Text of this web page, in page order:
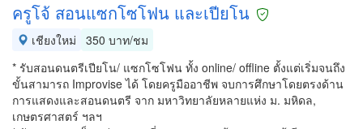
ครูโจ้ สอนแซกโซโฟน และเปียโน
เชียงใหม่
350 บาท/ชม
* รับสอนดนตรีเปียโน/ แซกโซโฟน ทั้ง online/ offline ตั้งแต่เริ่มจนถึง
ขั้นสามารถ Improvise ได้ โดยครูมืออาชีพ จบการศึกษาโดยตรงด้าน
การแสดงและสอนดนตรี จาก มหาวิทยาลัยหลายแห่ง ม. มหิดล,
เกษตรศาสตร์ ฯลฯ